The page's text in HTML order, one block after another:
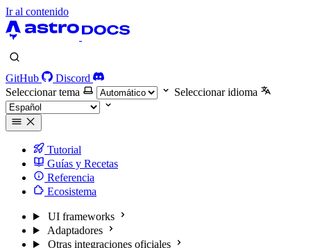
Ir al contenido
GitHub
Discord
Seleccionar tema
Seleccionar idioma
Tutorial
Guías y Recetas
Referencia
Ecosistema
UI frameworks
Adaptadores
Otras integraciones oficiales